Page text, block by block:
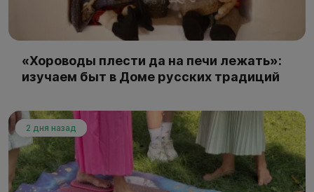
«Хороводы плести да на печи лежать»:
изучаем быт в Доме русских традиций
2 дня назад